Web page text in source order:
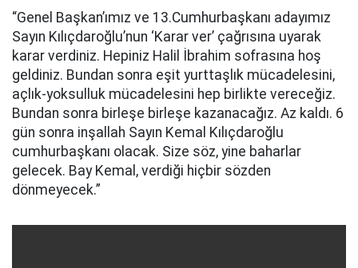
“Genel Başkan’ımız ve 13.Cumhurbaşkanı adayımız
Sayın Kılıçdaroğlu’nun ‘Karar ver’ çağrısına uyarak
karar verdiniz. Hepiniz Halil İbrahim sofrasına hoş
geldiniz. Bundan sonra eşit yurttaşlık mücadelesini,
açlık-yoksulluk mücadelesini hep birlikte vereceğiz.
Bundan sonra birleşe birleşe kazanacağız. Az kaldı. 6
gün sonra inşallah Sayın Kemal Kılıçdaroğlu
cumhurbaşkanı olacak. Size söz, yine baharlar
gelecek. Bay Kemal, verdiği hiçbir sözden
dönmeyecek.”